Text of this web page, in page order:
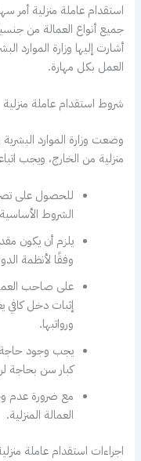
استقدام عاملة منزلية
جميع أنواع العمالة من
أشارت إليها وزارة الموارد
العمل بكل مهارة.
شروط استقدام عاملة منزلية
وضعت وزارة الموارد
منزلية من الخارج، ويجب
للحصول على
الشروط
يلزم أن يكون
وفقًا لأنظمة
على صاحب
إثبات دخل كافي
ورواتبها.
يجب وجود حاجة
كبار سن بحاجة
مع ضرورة عدم
العمالة المنزلية.
اجراءات استقدام عاملة